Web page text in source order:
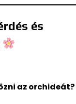
és
az orchideát?